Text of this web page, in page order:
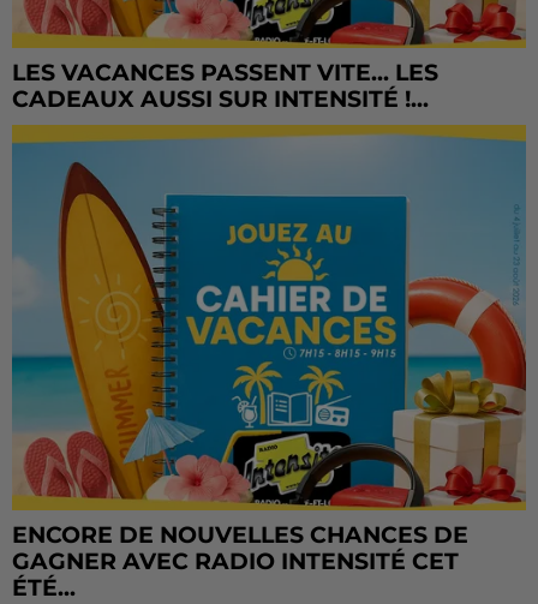
LES VACANCES PASSENT VITE... LES
CADEAUX AUSSI SUR INTENSITÉ !...
ENCORE DE NOUVELLES CHANCES DE
GAGNER AVEC RADIO INTENSITÉ CET
ÉTÉ...